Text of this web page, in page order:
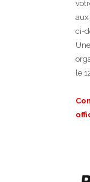
ci-
le